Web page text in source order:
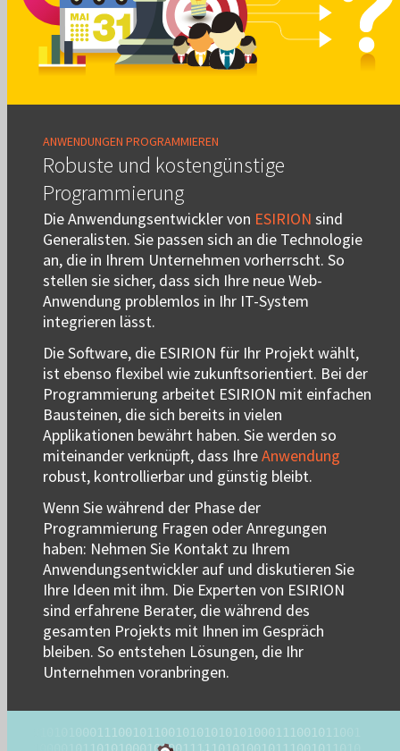
ANWENDUNGEN PROGRAMMIEREN
Robuste und kostengünstige
Programmierung
Die Anwendungsentwickler von ESIRION sind
Generalisten. Sie passen sich an die Technologie
an, die in Ihrem Unternehmen vorherrscht. So
stellen sie sicher, dass sich Ihre neue Web-
Anwendung problemlos in Ihr IT-System
integrieren lässt.
Die Software, die ESIRION für Ihr Projekt wählt,
ist ebenso flexibel wie zukunftsorientiert. Bei der
Programmierung arbeitet ESIRION mit einfachen
Bausteinen, die sich bereits in vielen
Applikationen bewährt haben. Sie werden so
miteinander verknüpft, dass IhreAnwendung
robust, kontrollierbar und günstig bleibt.
Wenn Sie während der Phase der
Programmierung Fragen oder Anregungen
haben: Nehmen Sie Kontakt zu Ihrem
Anwendungsentwickler auf und diskutieren Sie
Ihre Ideen mit ihm. Die Experten von ESIRION
sind erfahrene Berater, die während des
gesamten Projekts mit Ihnen im Gespräch
bleiben. So entstehen Lösungen, die Ihr
Unternehmen voranbringen.